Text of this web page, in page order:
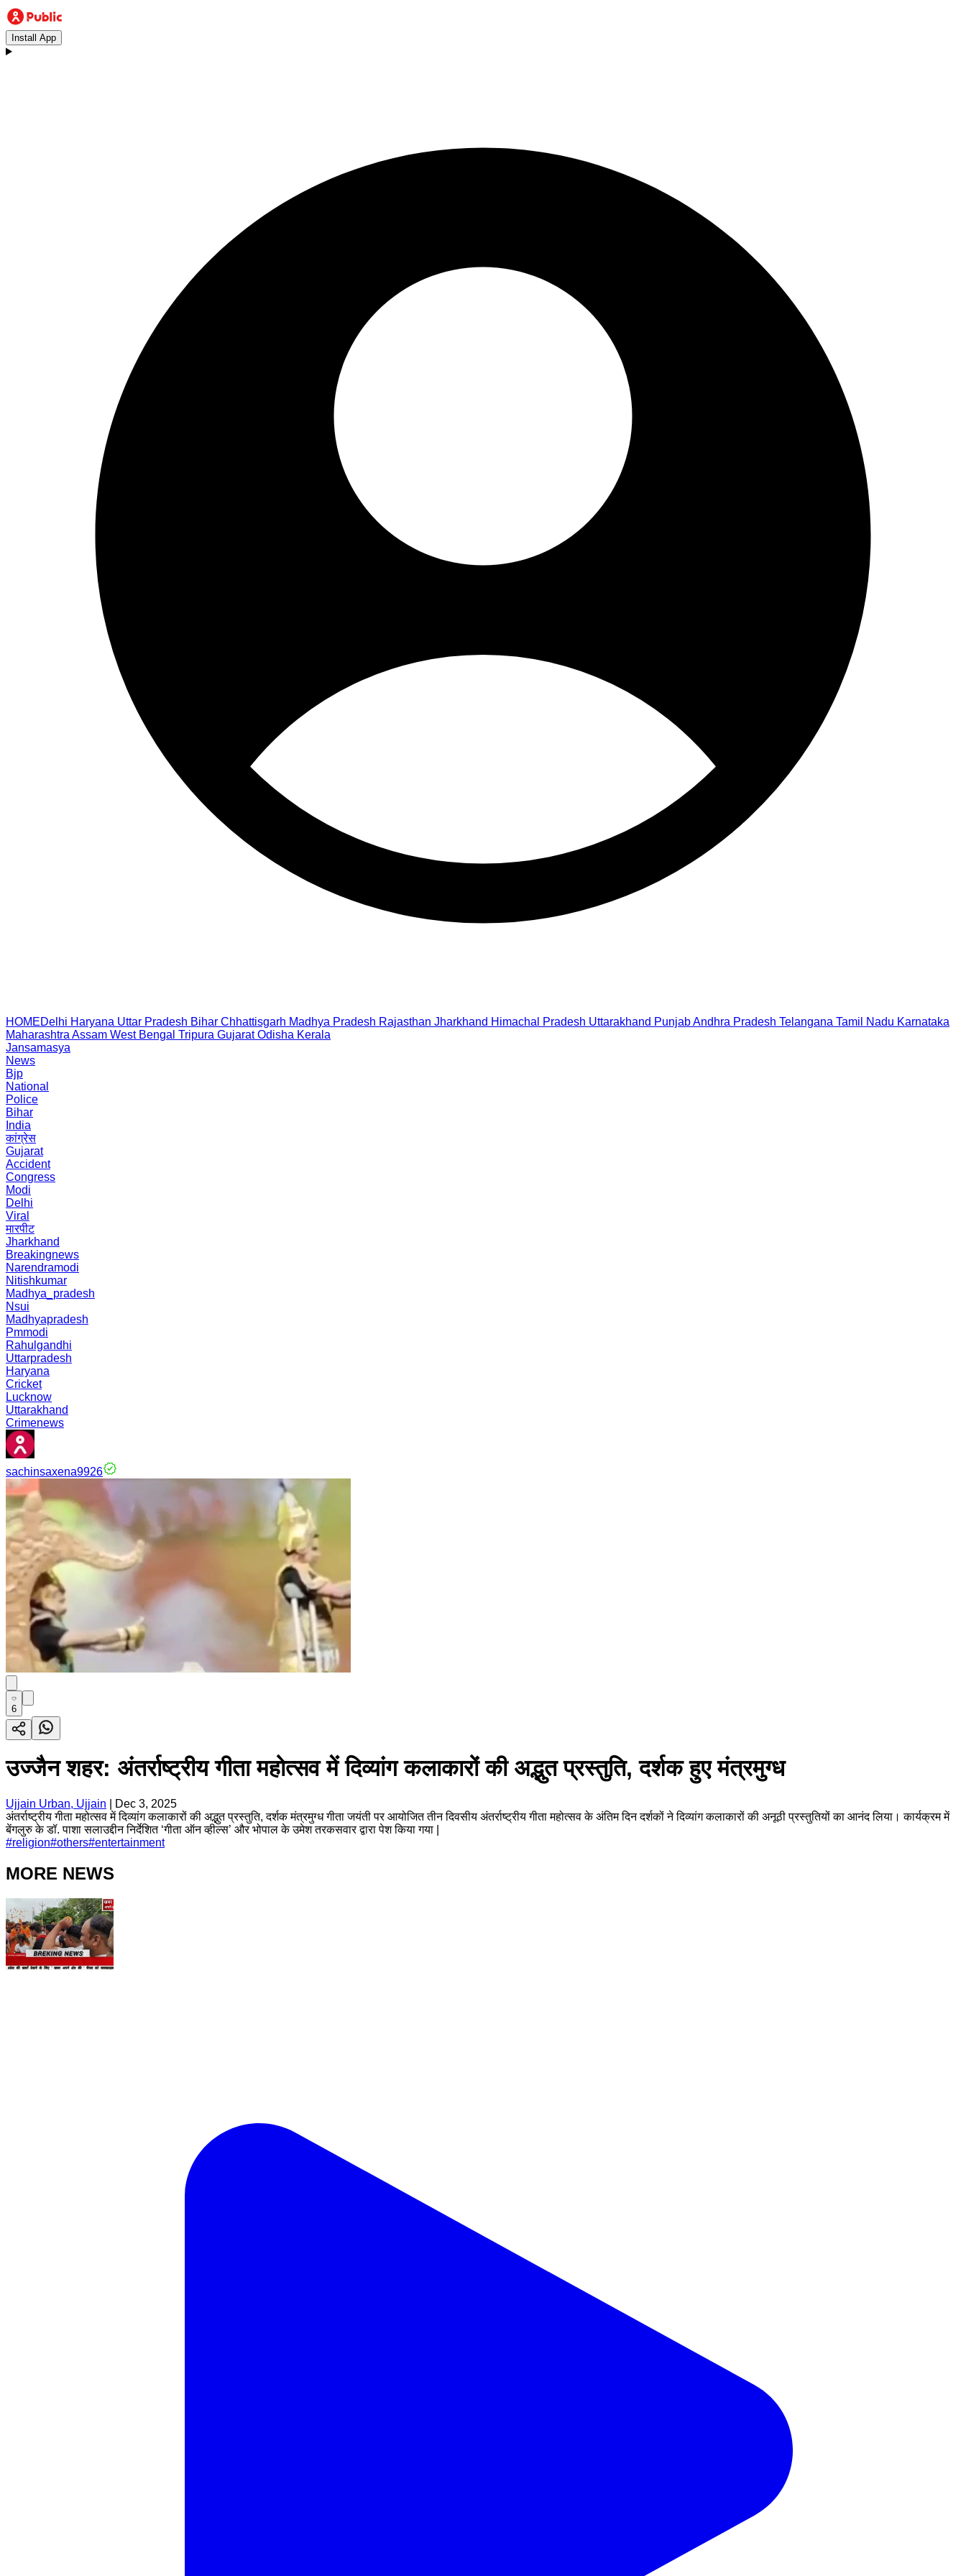
Install App
HOMEDelhi Haryana Uttar Pradesh Bihar Chhattisgarh Madhya Pradesh Rajasthan Jharkhand Himachal Pradesh Uttarakhand PunjabAndhra Pradesh Telangana Tamil Nadu Karnataka
Maharashtra Assam West Bengal Tripura Gujarat Odisha Kerala
Jansamasya
News
Bjp
National
Police
Bihar
India
कांग्रेस
Gujarat
Accident
Congress
Modi
Delhi
Viral
मारपीट
Jharkhand
Breakingnews
Narendramodi
Nitishkumar
Madhya_pradesh
Nsui
Madhyapradesh
Pmmodi
Rahulgandhi
Uttarpradesh
Haryana
Cricket
Lucknow
Uttarakhand
Crimenews
sachinsaxena9926
6
उज्जैन शहर: अंतर्राष्ट्रीय गीता महोत्सव में दिव्यांग कलाकारों की अद्भुत प्रस्तुति, दर्शक हुए मंत्रमुग्ध
Ujjain Urban, Ujjain
Dec 3, 2025
अंतर्राष्ट्रीय गीता महोत्सव में दिव्यांग कलाकारों की अद्भुत प्रस्तुति, दर्शक मंत्रमुग्ध गीता जयंती पर आयोजित तीन दिवसीय अंतर्राष्ट्रीय गीता महोत्सव के अंतिम दिन दर्शकों ने दिव्यांग कलाकारों की अनूठी प्रस्तुतियों का आनंद लिया। कार्यक्रम में
बेंगलुरु के डॉ. पाशा सलाउद्दीन निर्देशित ‘गीता ऑन व्हील्स’ और भोपाल के उमेश तरकसवार द्वारा पेश किया गया |
#religion#others#entertainment
MORE NEWS